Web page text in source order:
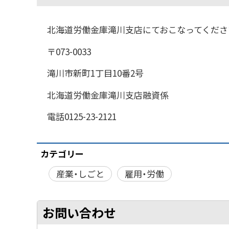
北海道労働金庫滝川支店にておこなってくださ
〒073-0033
滝川市新町1丁目10番2号
北海道労働金庫滝川支店融資係
電話0125-23-2121
カテゴリー
産業・しごと
雇用・労働
お問い合わせ